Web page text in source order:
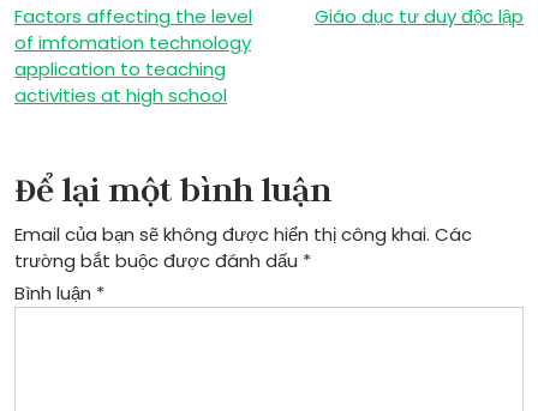
Điều
hướng
bài
Factors affecting the level
of imfomation technology
application to teaching
activities at high school
Giáo dục tư duy độc lập
Để lại một bình luận
Email của bạn sẽ không được hiển thị công khai. Các
trường bắt buộc được đánh dấu *
Bình luận *